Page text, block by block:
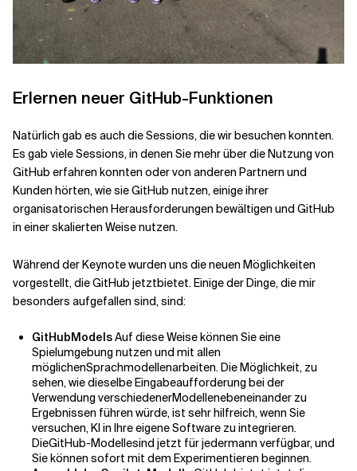
Erlernen neuer GitHub-Funktionen
Natürlich gab es auch die Sessions, die wir besuchen konnten.
Es gab viele Sessions, in denen Sie mehr über die Nutzung von
GitHub erfahren konnten oder von anderen Partnern und
Kunden hörten, wie sie GitHub nutzen, einige ihrer
organisatorischen Herausforderungen bewältigen und GitHub
in einer skalierten Weise nutzen.
Während der Keynote wurden uns die neuen Möglichkeiten
vorgestellt, die GitHub jetztbietet. Einige der Dinge, die mir
besonders aufgefallen sind, sind:
GitHubModelsAuf diese Weise können Sie eine
Spielumgebung nutzen und mit allen
möglichenSprachmodellenarbeiten. Die Möglichkeit, zu
sehen, wie dieselbe Eingabeaufforderung bei der
Verwendung verschiedenerModellenebeneinander zu
Ergebnissen führen würde, ist sehr hilfreich, wenn Sie
versuchen, KI in Ihre eigene Software zu integrieren.
DieGitHub-Modellesind jetzt für jedermann verfügbar, und
Sie können sofort mit dem Experimentieren beginnen.